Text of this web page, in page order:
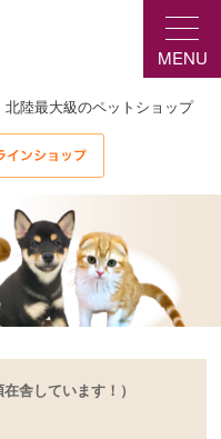
MENU
陸最大級のペットショップ
在舎しています！）